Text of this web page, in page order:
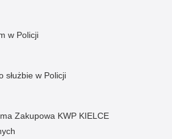
w Policji
służbie w Policji
Zakupowa KWP KIELCE